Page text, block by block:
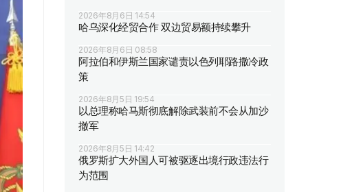
2026年8月6日 14:54
哈乌深化经贸合作 双边贸易额持续攀升
2026年8月6日 08:58
阿拉伯和伊斯兰国家谴责以色列耶路撒冷政
策
2026年8月5日 19:54
以总理称哈马斯彻底解除武装前不会从加沙
撤军
2026年8月5日 14:42
俄罗斯扩大外国人可被驱逐出境行政违法行
为范围